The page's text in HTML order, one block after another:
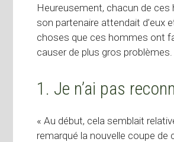
Heureusement, chacun de ces
son partenaire attendait d’eux
choses que ces hommes ont
causer de plus gros problèmes.
1. Je n’ai pas
« Au début, cela semblait
remarqué la nouvelle coupe de